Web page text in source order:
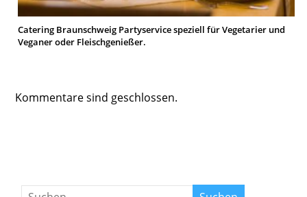
Catering Braunschweig Partyservice speziell für Vegetarier und
Veganer oder Fleischgenießer.
Kommentare sind geschlossen.